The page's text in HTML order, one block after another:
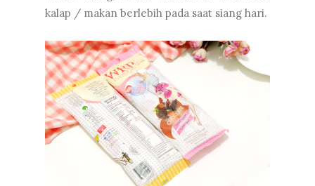
kalap / makan berlebih pada saat siang hari.